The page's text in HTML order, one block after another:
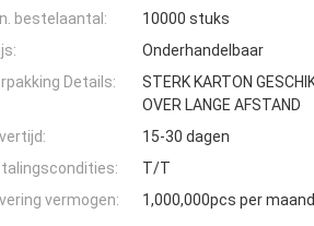
bestelaantal:
10000 stuks
Onderhandelbaar
Details:
STERK KARTON
OVER LANGE AFSTAND
15-30 dagen
T/T
vermogen:
1,000,000pcs per maand